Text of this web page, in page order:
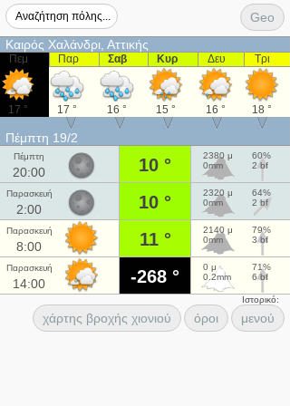
Geo
Καιρός Χαλάνδρι, Αττικής
Πεμ
17 °
Παρ
17 °
Σαβ
16 °
Κυρ
15 °
Δευ
16 °
Τρι
18 °
Πέμπτη 19/2
Πέμπτη
20:00 10 °
2380 μ
0mm
60%
2 bf
Παρασκευή
2:00 10 °
2320 μ
0mm
64%
2 bf
Παρασκευή
8:00 11 °
2140 μ
0mm
79%
3 bf
Παρασκευή
14:00 -268 °
0 μ
0.2mm
71%
6 bf
Ιστορικό:
χάρτης βροχής χιονιού όροι μενού